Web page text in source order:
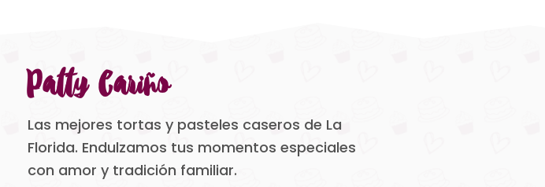
Patty Cariño
Las mejores tortas y pasteles caseros de La
Florida. Endulzamos tus momentos especiales
con amor y tradición familiar.